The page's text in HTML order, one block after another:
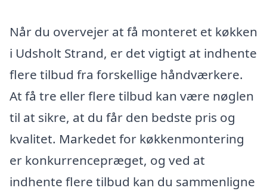
Når du overvejer at få monteret et køkken
i Udsholt Strand, er det vigtigt at indhente
flere tilbud fra forskellige håndværkere.
At få tre eller flere tilbud kan være nøglen
til at sikre, at du får den bedste pris og
kvalitet. Markedet for køkkenmontering
er konkurrencepræget, og ved at
indhente flere tilbud kan du sammenligne